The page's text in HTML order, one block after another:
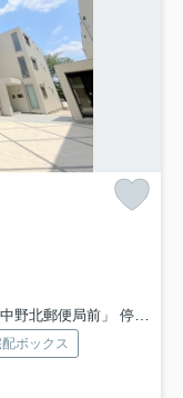
郵便局前」 停歩4分
ボックス